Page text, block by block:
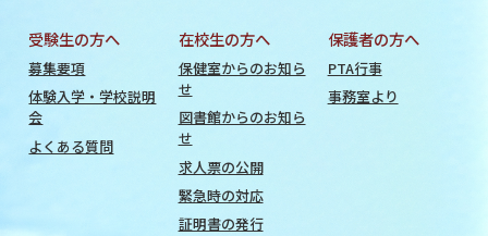
受験生の方へ
募集要項
体験入学・学校説明
会
よくある質問
在校生の方へ
保健室からのお知ら
せ
図書館からのお知ら
せ
求人票の公開
緊急時の対応
証明書の発行
保護者の方へ
PTA行事
事務室より